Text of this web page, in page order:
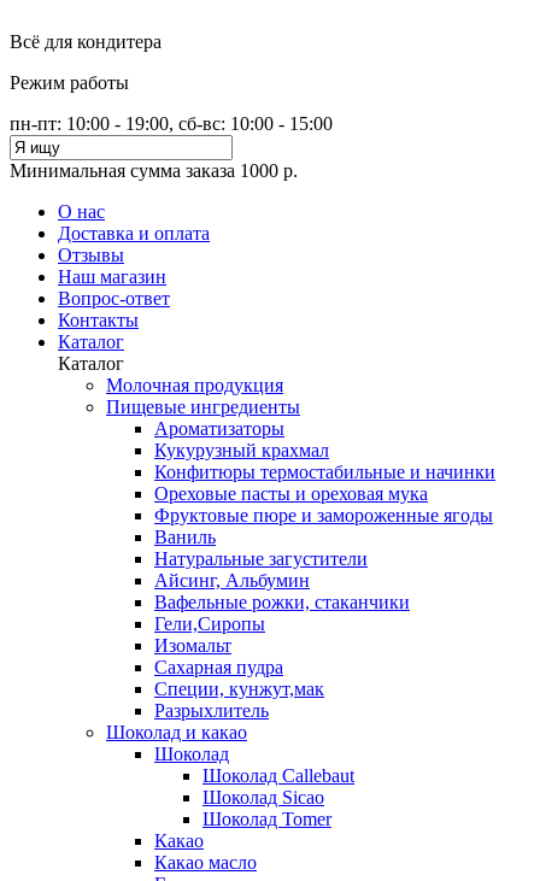
Всё для кондитера
Режим работы
пн-пт: 10:00 - 19:00, сб-вс: 10:00 - 15:00
Минимальная сумма заказа 1000 р.
О нас
Доставка и оплата
Отзывы
Наш магазин
Вопрос-ответ
Контакты
Каталог
Каталог
Молочная продукция
Пищевые ингредиенты
Ароматизаторы
Кукурузный крахмал
Конфитюры термостабильные и начинки
Ореховые пасты и ореховая мука
Фруктовые пюре и замороженные ягоды
Ваниль
Натуральные загустители
Айсинг, Альбумин
Вафельные рожки, стаканчики
Гели,Сиропы
Изомальт
Сахарная пудра
Специи, кунжут,мак
Разрыхлитель
Шоколад и какао
Шоколад
Шоколад Callebaut
Шоколад Sicao
Шоколад Tomer
Какао
Какао масло